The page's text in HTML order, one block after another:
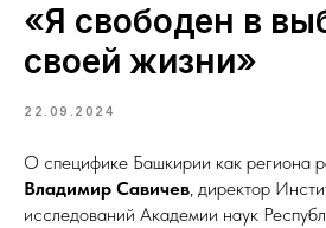
«Я свободен в
своей жизни»
22.09.2024
О специфике Башкирии как региона
Владимир Савичев, директор
исследований Академии наук